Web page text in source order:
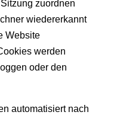
zuordnen
wiedererkannt
Website
werden
oder den
automatisiert nach